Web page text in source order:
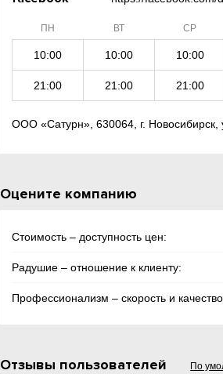
ПН ВТ СР
10:00 10:00 10:00
21:00 21:00 21:00
ООО «Сатурн», 630064, г. Новосибирск,
Оцените компанию
Стоимость – доступность цен:
Радушие – отношение к клиенту:
Профессионализм – скорость и
Отзывы пользователей По